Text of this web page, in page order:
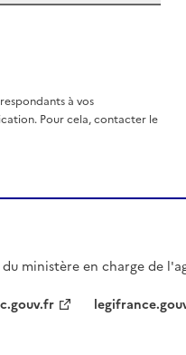
à vos
Pour cela, contacter le
ministère en charge de